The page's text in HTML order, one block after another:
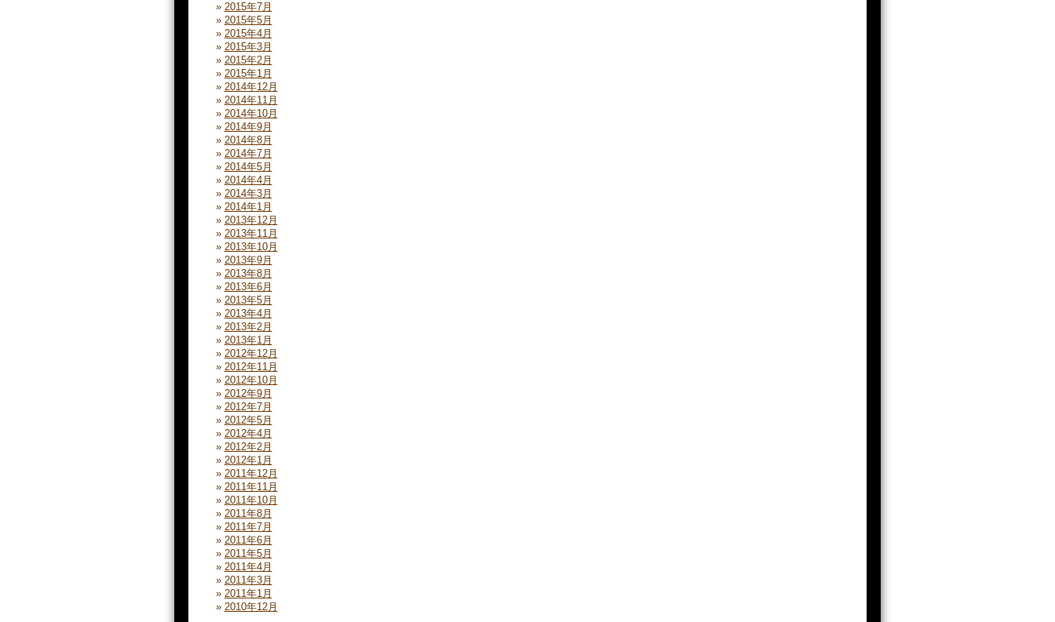
2015年7月
2015年5月
2015年4月
2015年3月
2015年2月
2015年1月
2014年12月
2014年11月
2014年10月
2014年9月
2014年8月
2014年7月
2014年5月
2014年4月
2014年3月
2014年1月
2013年12月
2013年11月
2013年10月
2013年9月
2013年8月
2013年6月
2013年5月
2013年4月
2013年2月
2013年1月
2012年12月
2012年11月
2012年10月
2012年9月
2012年7月
2012年5月
2012年4月
2012年2月
2012年1月
2011年12月
2011年11月
2011年10月
2011年8月
2011年7月
2011年6月
2011年5月
2011年4月
2011年3月
2011年1月
2010年12月